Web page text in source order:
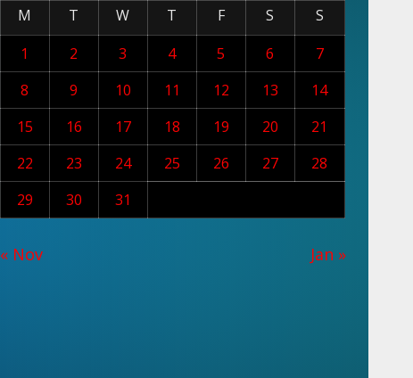
7
“जल-जंगल-जमीन पर अब आर-पार की
लड़ाई, अधिकार नहीं मिला तो छीन लेंगे”
August 9, 2026
M T W T F S
S
1
2 3 4 5 6
7
8
9 10 11 12 13
14
15
16 17 18 19 20
21
22
23 24 25 26 27
28
29
30 31
« Nov Jan »